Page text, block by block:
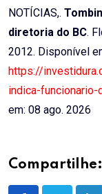
NOTÍCIAS,.
diretoria do BC.
2012. Disponível
https://
indica-
em: 08 ago. 2026
Compartilhe: